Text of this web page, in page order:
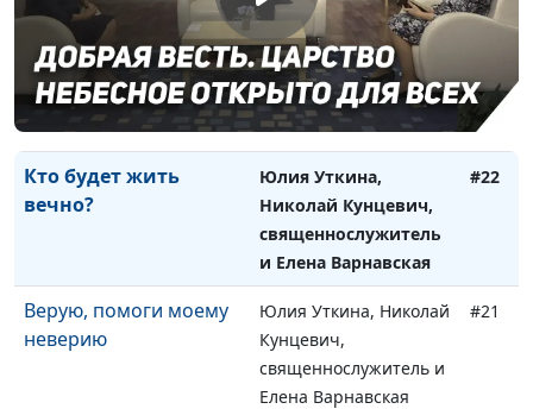
Вера, действующая
любовью
Юлия Уткина, Николай
Кунцевич,
священнослужитель и
Елена Варнавская
Кто будет жить
вечно?
Юлия Уткина,
Николай Кунцевич,
священнослужитель
и Елена Варнавская
#22
Верую, помоги моему
неверию
Юлия Уткина, Николай
Кунцевич,
священнослужитель и
Елена Варнавская
#21